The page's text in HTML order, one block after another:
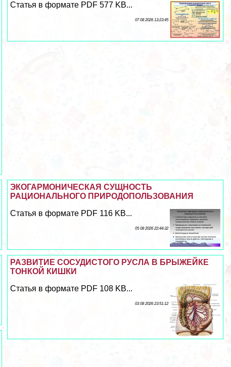
Статья в формате PDF 577 KB...
07 08 2026 13:23:45
ЭКОГАРМОНИЧЕСКАЯ СУЩНОСТЬ
РАЦИОНАЛЬНОГО ПРИРОДОПОЛЬЗОВАНИЯ
Статья в формате PDF 116 KB...
05 08 2026 22:44:32
РАЗВИТИЕ СОСУДИСТОГО РУСЛА В БРЫЖЕЙКЕ
ТОНКОЙ КИШКИ
Статья в формате PDF 108 KB...
03 08 2026 23:51:12